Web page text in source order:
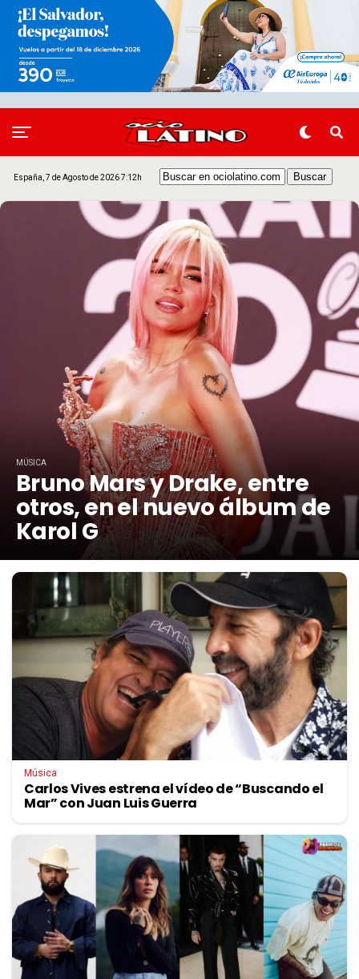
España, 7 de Agosto de 2026 7:12h
MÚSICA
Bruno Mars y Drake, entre
otros, en el nuevo álbum de
Karol G
Música
Carlos Vives estrena el vídeo de “Buscando el
Mar” con Juan Luis Guerra